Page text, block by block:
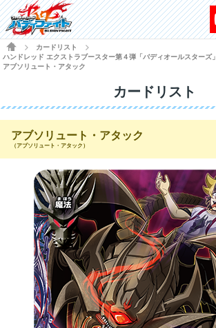
HOME
カードリスト
ハンドレッド エクストラブースター第４弾「バディオールスターズ」
アブソリュート・アタック
カードリスト
アブソリュート・アタック
（アブソリュート・アタック）